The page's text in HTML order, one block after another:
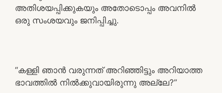
അതിശയപ്പിക്കുകയും അതോടൊപ്പം അവനിൽ
ഒരു സംശയവും ജനിപ്പിച്ചു.
“കള്ളി ഞാൻ വരുന്നത് അറിഞ്ഞിട്ടും അറിയാത്ത
ഭാവത്തിൽ നിൽക്കുവായിരുന്നു അല്ലേ?”